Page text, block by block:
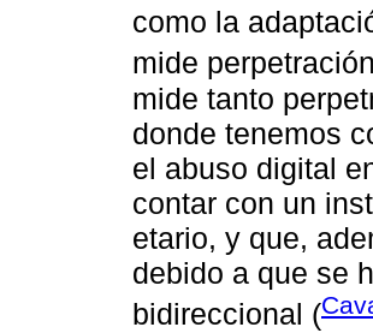
como la
mide
mide tanto
donde tenemos
el abuso digital
contar con un
etario, y que,
debido a que se
bidireccional (